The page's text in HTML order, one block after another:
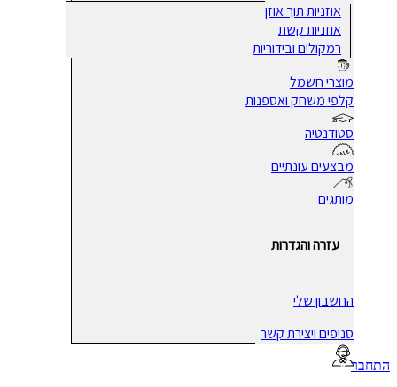
אוזניות תוך אוזן
אוזניות קשת
רמקולים ובידוריות
מוצרי חשמל
קלפי משחק ואספנות
סטודנטיה
מבצעים עונתיים
מותגים
עזרה והגדרות
החשבון שלי
סניפים ויצירת קשר